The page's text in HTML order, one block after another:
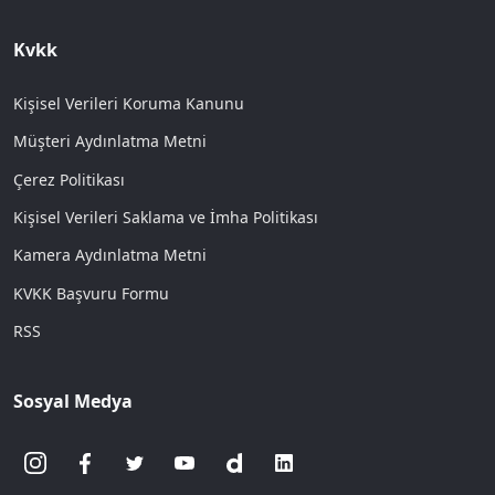
Kvkk
Kişisel Verileri Koruma Kanunu
Müşteri Aydınlatma Metni
Çerez Politikası
Kişisel Verileri Saklama ve İmha Politikası
Kamera Aydınlatma Metni
KVKK Başvuru Formu
RSS
Sosyal Medya